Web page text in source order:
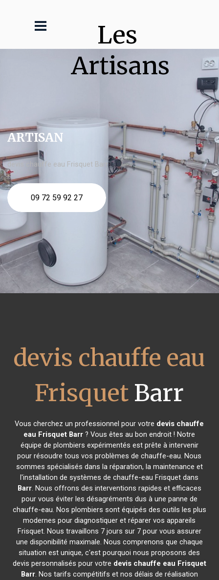
Les
Artisans
ARTISAN
devis chauffe eau Frisquet Barr
09 72 59 92 27
devis chauffe eau
Frisquet Barr
Vous cherchez un professionnel pour votre devis chauffe
eau Frisquet Barr ? Vous êtes au bon endroit ! Notre
équipe de plombiers expérimentés est prête à intervenir
pour résoudre tous vos problèmes de chauffe-eau. Nous
sommes spécialisés dans la réparation, la maintenance et
l'installation de systèmes de chauffe-eau Frisquet dans
Barr. Nous offrons des interventions rapides et efficaces
pour vous éviter les désagréments dus à une panne de
chauffe-eau. Nos plombiers sont équipés des outils les plus
modernes pour diagnostiquer et réparer vos appareils
Frisquet. Nous travaillons 7 jours sur 7 pour vous assurer
une disponibilité maximale. Nous comprenons que chaque
situation est unique, c'est pourquoi nous proposons des
devis personnalisés pour votre devis chauffe eau Frisquet
Barr. Nos tarifs compétitifs et nos délais de réalisation